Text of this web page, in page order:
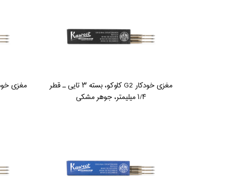
مغزی خودکار G2 کاوکو، بسته ۳ تایی ـ قطر
۱/۴ میلیمتر، جوهر مشکی